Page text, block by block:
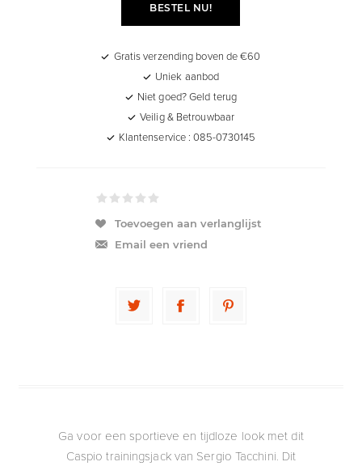
BESTEL NU!
Gratis verzending boven de €60
Uniek aanbod
Niet goed? Geld terug
Veilig & Betrouwbaar
Klantenservice : 085-0730145
Toevoegen aan verlanglijst
Email een vriend
Ga voor een sportieve en tijdloze look met dit
Caspio trainingsjack van Sergio Tacchini. Dit